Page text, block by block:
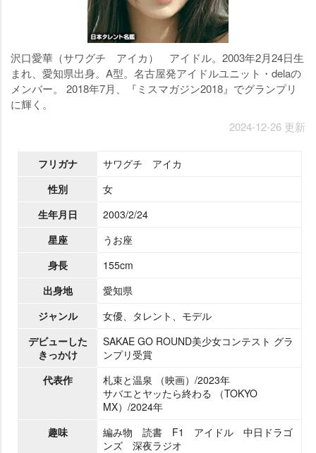
沢口愛華（サワグチ アイカ） アイドル。2003年2月24日生
まれ、愛知県出身。A型。名古屋発アイドルユニット・delaの
メンバー。 2018年7月、『ミスマガジン2018』でグランプリ
に輝く。
2024-12-26 更新
フリガナ
サワグチ アイカ
性別
女
生年月日
2003/2/24
星座
うお座
身長
155cm
出身地
愛知県
ジャンル
女優、タレント、モデル
デビューした
きっかけ
SAKAE GO ROUND美少女コンテスト グラ
ンプリ受賞
代表作
札束と温泉 （映画）/2023年
サバエとヤッたら終わる （TOKYO
MX）/2024年
趣味
編み物 読書 F1 アイドル 中日ドラゴ
ンズ 深夜ラジオ